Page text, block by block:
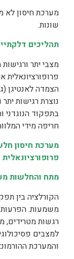
מערכת חיסון לא
שונות.
תהליכים
מצבי יתר
הצמדה לאנטיגן
נוצרת רגישות
בתפקוד הנוגדני
חריפה מידי
מערכת חיסון
פרופורציונאלית
מתח והחלשות
הקורלציה בין
משמעות. הפרעות
רגשות מטרידים,
למצבים
והמערכת